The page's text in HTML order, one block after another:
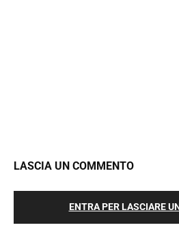
LASCIA UN COMMENTO
ENTRA PER LASCIARE